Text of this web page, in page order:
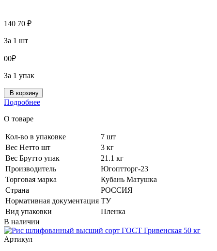
140 70 ₽
За 1 шт
00₽
За 1 упак
В корзину
Подробнее
О товаре
Кол-во в упаковке
7 шт
Вес Нетто шт
3 кг
Вес Брутто упак
21.1 кг
Производитель
Югоптторг-23
Торговая марка
Кубань Матушка
Страна
РОССИЯ
Нормативная документация ТУ
Вид упаковки
Пленка
В наличии
Артикул